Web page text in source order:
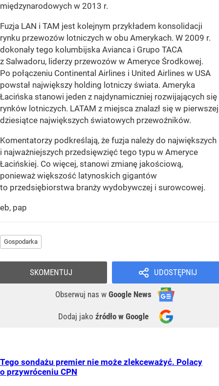
międzynarodowych w 2013 r.
Fuzja LAN i TAM jest kolejnym przykładem konsolidacji
rynku przewozów lotniczych w obu Amerykach. W 2009 r.
dokonały tego kolumbijska Avianca i Grupo TACA
z Salwadoru, liderzy przewozów w Ameryce Środkowej.
Po połączeniu Continental Airlines i United Airlines w USA
powstał największy holding lotniczy świata. Ameryka
Łacińska stanowi jeden z najdynamiczniej rozwijających się
rynków lotniczych. LATAM z miejsca znalazł się w pierwszej
dziesiątce największych światowych przewoźników.
Komentatorzy podkreślają, że fuzja należy do największych
i najważniejszych przedsięwzięć tego typu w Ameryce
Łacińskiej. Co więcej, stanowi zmianę jakościową,
ponieważ większość latynoskich gigantów
to przedsiębiorstwa branży wydobywczej i surowcowej.
eb, pap
Gospodarka
UDOSTĘPNIJ
Obserwuj nas w Google News
Dodaj jako źródło w Google
SKOMENTUJ
Tego sondażu premier nie może zlekceważyć. Polacy
o przywróceniu CPN